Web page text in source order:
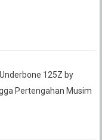
125Z by
Pertengahan Musim